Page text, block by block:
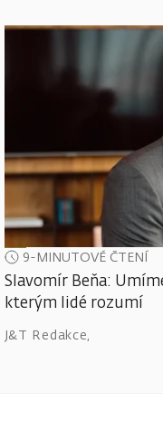
9-MINUTOVÉ ČTENÍ
Slavomír Beňa:
kterým lidé rozumí
J&T Redakce,